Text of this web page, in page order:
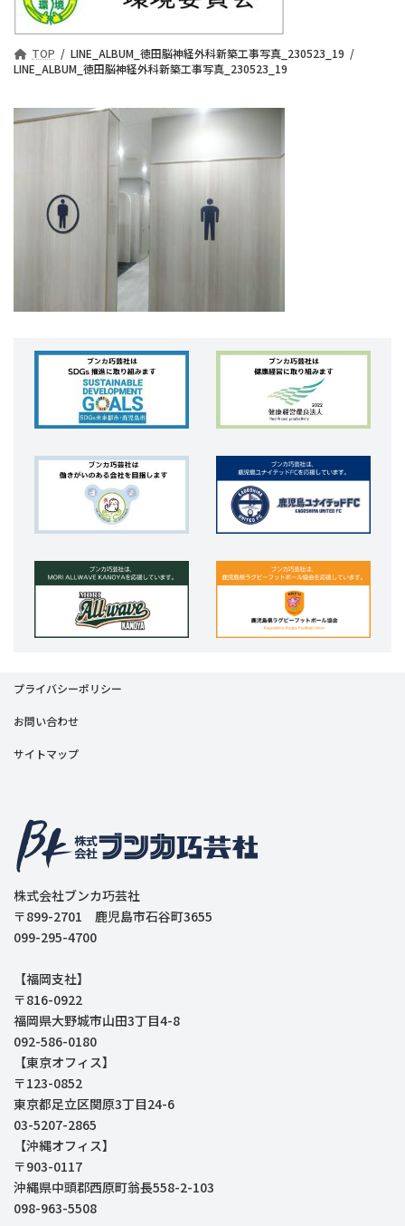
TOP
LINE_ALBUM_徳田脳神経外科新築工事写真_230523_19
LINE_ALBUM_徳田脳神経外科新築工事写真_230523_19
プライバシーポリシー
お問い合わせ
サイトマップ
株式会社ブンカ巧芸社
〒899-2701 鹿児島市石谷町3655
099-295-4700
【福岡支社】
〒816-0922
福岡県大野城市山田3丁目4-8
092-586-0180
【東京オフィス】
〒123-0852
東京都足立区関原3丁目24-6
03-5207-2865
【沖縄オフィス】
〒903-0117
沖縄県中頭郡西原町翁長558-2-103
098-963-5508